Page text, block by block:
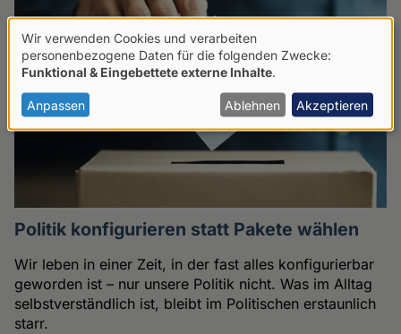
Politik konfigurieren statt Pakete wählen
Wir leben in einer Zeit, in der fast alles konfigurierbar
geworden ist – nur unsere Politik nicht. Was im Alltag
selbstverständlich ist, bleibt im Politischen erstaunlich
starr.
Verwendung
von
personenbezogenen
Daten
Wir verwenden Cookies und verarbeiten
personenbezogene Daten für die folgenden Zwecke:
Funktional & Eingebettete externe Inhalte.
Anpassen Ablehnen Akzeptieren